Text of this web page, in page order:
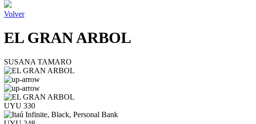
Volver
EL GRAN ARBOL
SUSANA TAMARO
UYU 330